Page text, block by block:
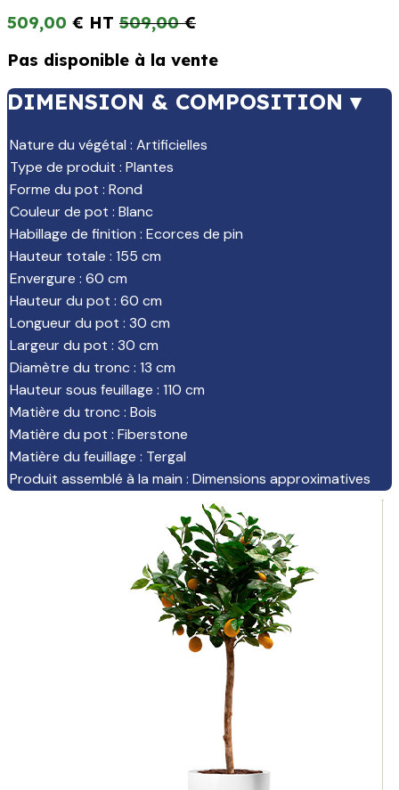
509,00 € 509,00€
Pas disponible à la vente
DIMENSION & COMPOSITION ▾
Nature du végétal : Artificielles
Type de produit : Plantes
Forme du pot : Rond
Couleur de pot : Blanc
Habillage de finition : Ecorces de pin
Hauteur totale : 155 cm
Envergure : 60 cm
Hauteur du pot : 60 cm
Longueur du pot : 30 cm
Largeur du pot : 30 cm
Diamètre du tronc: 13 cm
Hauteur sous feuillage : 110 cm
Matière du tronc: Bois
Matière du pot : Fiberstone
Matière du feuillage : Tergal
Produit assemblé à la main : Dimensions approximatives